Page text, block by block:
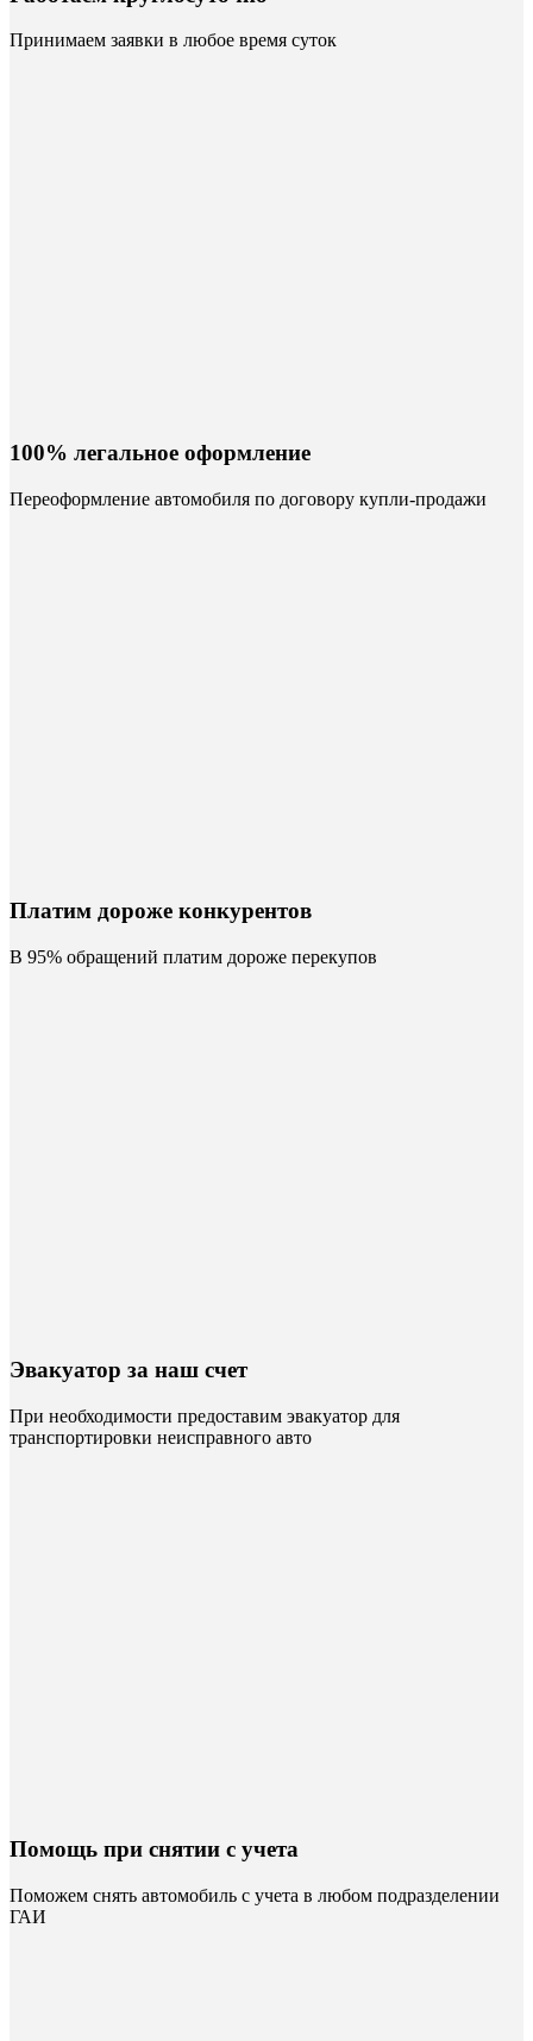
Принимаем заявки в любое время суток
100% легальное оформление
Переоформление автомобиля по договору купли-продажи
Платим дороже конкурентов
В 95% обращений платим дороже перекупов
Эвакуатор за наш счет
При необходимости предоставим эвакуатор для
транспортировки неисправного авто
Помощь при снятии с учета
Поможем снять автомобиль с учета в любом подразделении
ГАИ